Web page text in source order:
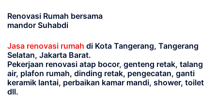
Renovasi Rumah bersama
mandor Suhabdi
Jasa renovasi rumah di Kota Tangerang, Tangerang
Selatan, Jakarta Barat.
Pekerjaan renovasi atap bocor, genteng retak, talang
air, plafon rumah, dinding retak, pengecatan, ganti
keramik lantai, perbaikan kamar mandi, shower, toilet
dll.